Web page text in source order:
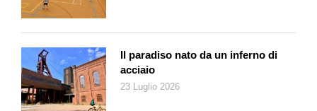
Il paradiso nato da un inferno di
acciaio
23 Luglio 2026